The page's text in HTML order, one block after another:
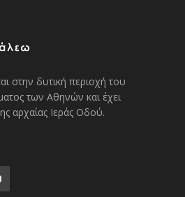
στην δυτική περιοχή του
των Αθηνών και έχει
αρχαίας Ιεράς Οδού.